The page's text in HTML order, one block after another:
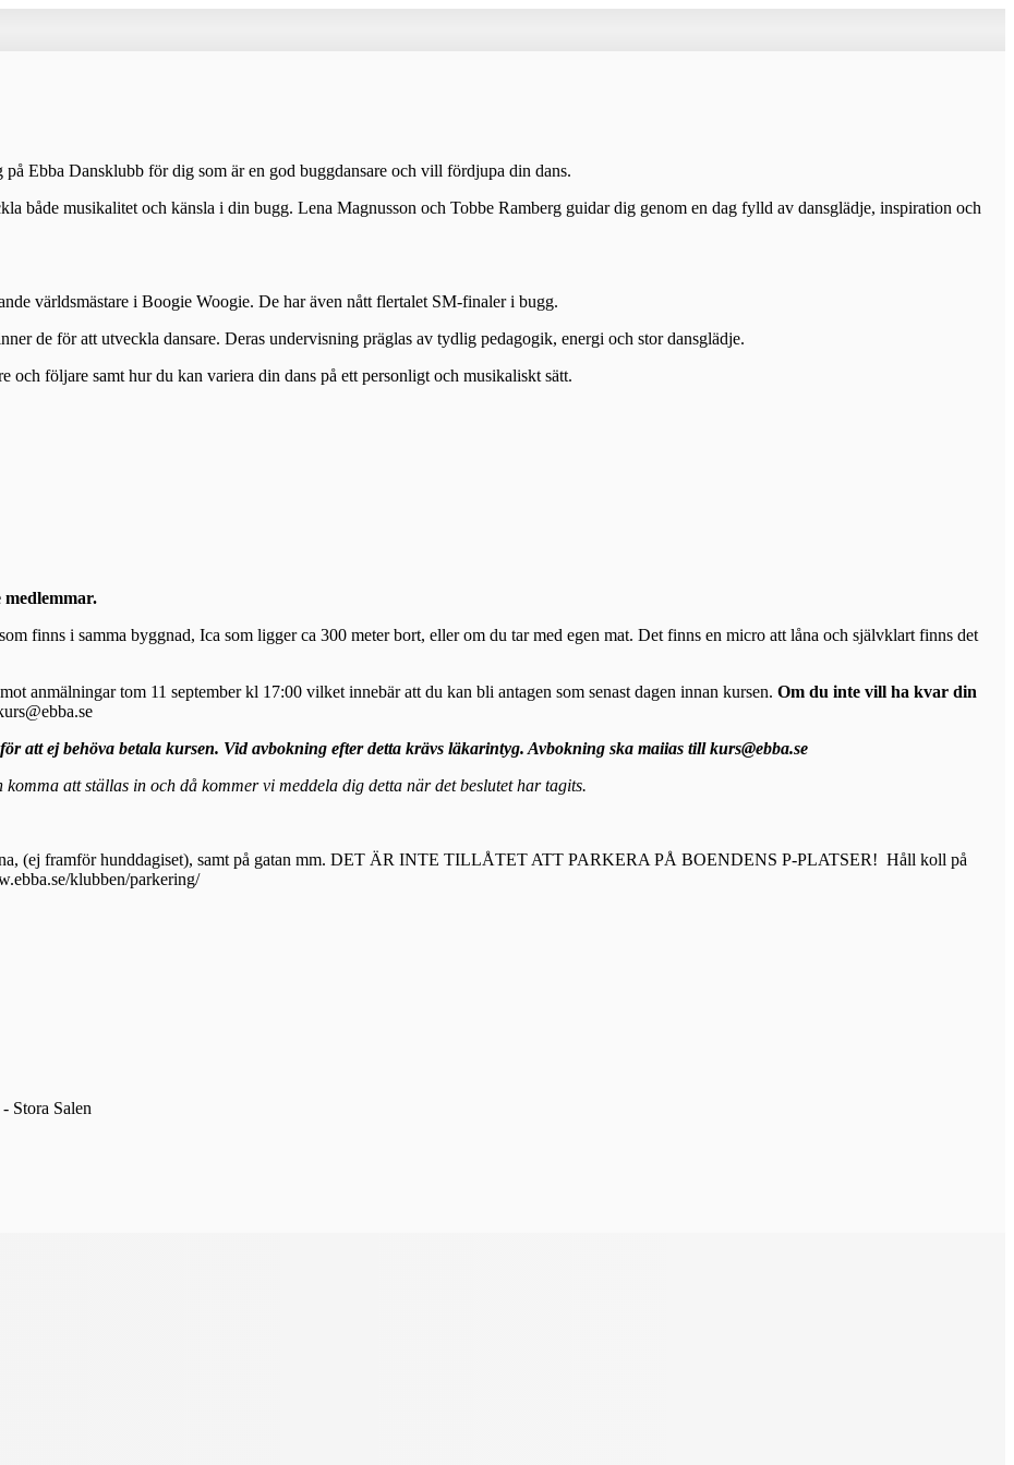
Ebba Dansklubb för dig som är en god buggdansare och vill fördjupa din dans.
både musikalitet och känsla i din bugg. Lena Magnusson och Tobbe Ramberg guidar dig genom en dag fylld av dansglädje, inspiration och
världsmästare i Boogie Woogie. De har även nått flertalet SM-finaler i bugg.
de för att utveckla dansare. Deras undervisning präglas av tydlig pedagogik, energi och stor dansglädje.
följare samt hur du kan variera din dans på ett personligt och musikaliskt sätt.
finns i samma byggnad, Ica som ligger ca 300 meter bort, eller om du tar med egen mat. Det finns en micro att låna och självklart finns det
anmälningar tom 11 september kl 17:00 vilket innebär att du kan bli antagen som senast dagen innan kursen. Om du inte vill ha kvar din
att ej behöva betala kursen. Vid avbokning efter detta krävs läkarintyg. Avbokning ska maiias till kurs@ebba.se
att ställas in och då kommer vi meddela dig detta när det beslutet har tagits.
(ej framför hunddagiset), samt på gatan mm. DET ÄR INTE TILLÅTET ATT PARKERA PÅ BOENDENS P-PLATSER! Håll koll på
klubben/parkering/
Stora Salen